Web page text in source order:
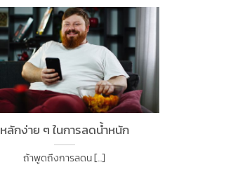
หลักง่าย ๆ ในการลดน้ำหนัก
ถ้าพูดถึงการลดน [...]